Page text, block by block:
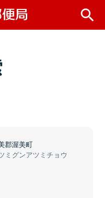
郡渥美町
ミグンアツミチョウ